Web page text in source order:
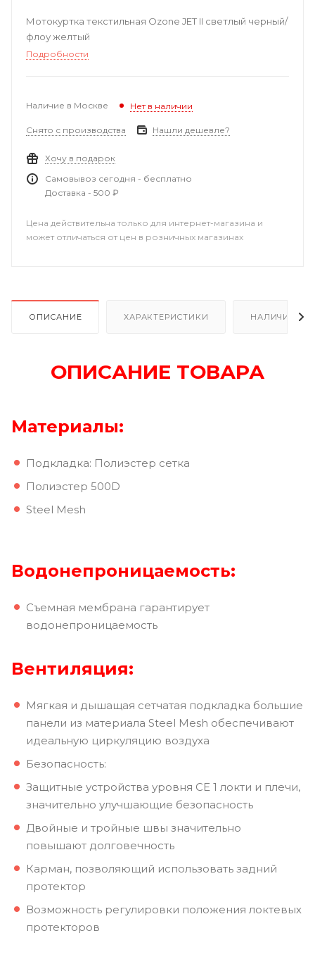
Мотокуртка текстильная Ozone JET II светлый черный/
флоу желтый
Подробности
Наличие в Москве Нет в наличии
Снято с производства Нашли дешевле?
Хочу в подарок
Самовывоз сегодня - бесплатно
Доставка - 500 ₽
Цена действительна только для интернет-магазина и
может отличаться от цен в розничных магазинах
ОПИСАНИЕ ХАРАКТЕРИСТИКИ НАЛИЧИЕ
ОПИСАНИЕ ТОВАРА
Материалы:
Подкладка: Полиэстер сетка
Полиэстер 500D
Steel Mesh
Водонепроницаемость:
Съемная мембрана гарантирует
водонепроницаемость
Вентиляция:
Мягкая и дышащая сетчатая подкладка большие
панели из материала Steel Mesh обеспечивают
идеальную циркуляцию воздуха
Безопасность:
Защитные устройства уровня CE 1 локти и плечи,
значительно улучшающие безопасность
Двойные и тройные швы значительно
повышают долговечность
Карман, позволяющий использовать задний
протектор
Возможность регулировки положения локтевых
протекторов